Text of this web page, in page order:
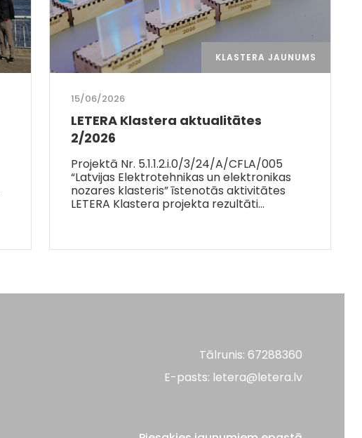
KLASTERA JAUNUMS
15/06/2026
LETERA Klastera aktualitātes
2/2026
Projektā Nr. 5.1.1.2.i.0/3/24/A/CFLA/005
“Latvijas Elektrotehnikas un elektronikas
nozares klasteris” īstenotās aktivitātes
LETERA Klastera projekta rezultāti…
Tālrunis: 67288360
E-pasts: letera@letera.lv